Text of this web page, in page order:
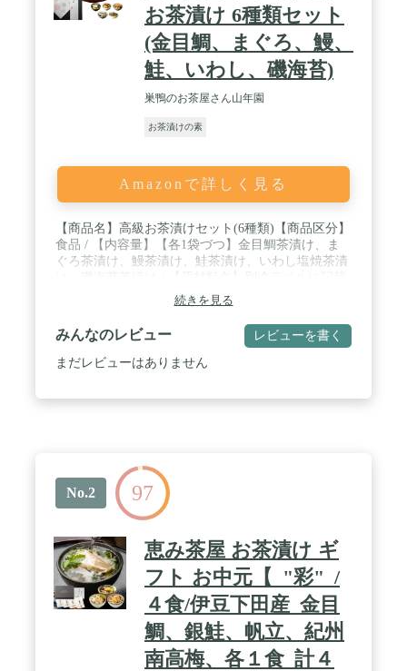
お茶漬け 6種類セット
(金目鯛、まぐろ、鰻、
鮭、いわし、磯海苔)
巣鴨のお茶屋さん山年園
お茶漬けの素
Amazonで詳しく見る
【商品名】高級お茶漬けセット(6種類)【商品区分】
食品 / 【内容量】【各1袋づつ】金目鯛茶漬け、ま
ぐろ茶漬け、鰻茶漬け、鮭茶漬け、いわし塩焼茶漬
開封後はお早めに召し上がりください。 / 常温保管
してください。高温多湿、直射日光は避けて保管し
てください。【賞味期限】製造日より約4ヶ月 /
【販売事業者名】有限会社山年園 〒170-0002 東京
都豊島区巣鴨3-34-1
続きを見る
みんなのレビュー レビューを書く
まだレビューはありません
No.2 97
恵み茶屋 お茶漬け ギ
フト お中元【_"彩"_/
４食/伊豆下田産_金目
鯛、銀鮭、帆立、紀州
南高梅、各１食_計４